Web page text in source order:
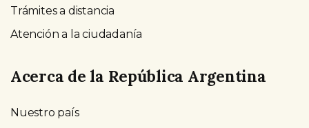
Trámites a distancia
Atención a la ciudadanía
Acerca de la República Argentina
Nuestro país